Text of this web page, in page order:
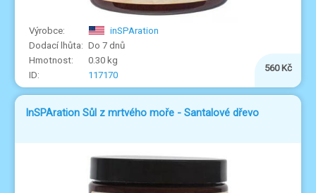
inSPAration
Do 7 dnů
0.30 kg
117170
560 Kč
InSPAration Sůl z mrtvého moře - Santalové dřevo